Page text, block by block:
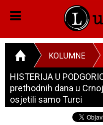
KOLUMNE
HISTERIJA U
prethodnih dana u
osjetili samo Turci